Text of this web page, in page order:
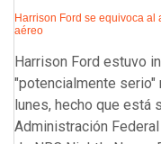
Harrison Ford se equivoca al
aéreo
Harrison Ford estuvo
"potencialmente serio"
lunes, hecho que está
Administración